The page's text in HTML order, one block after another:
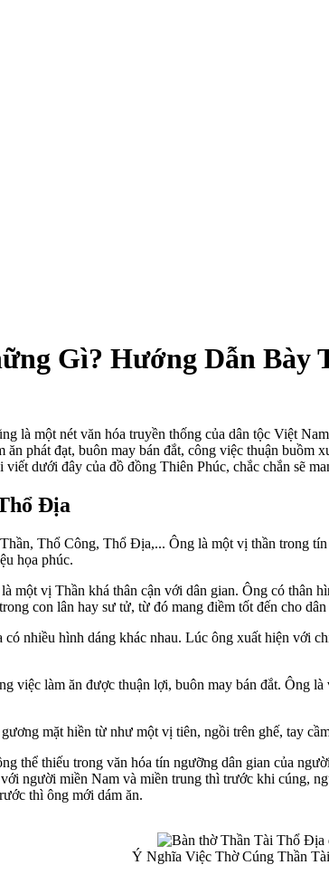
Gì? Hướng Dẫn Bày
là một nét văn hóa truyền thống của dân tộc Việt
phát đạt, buôn may bán đắt, công việc thuận
dưới đây của đồ đồng Thiên Phúc, chắc chắn sẽ
Địa
Thổ Công, Thổ Địa,... Ông là một vị thần trong
họa phúc.
một vị Thần khá thân cận với dân gian. Ông có thân
con lân hay sư tử, từ đó mang điềm tốt đến cho dân
nhiều hình dáng khác nhau. Lúc ông xuất hiện với
việc làm ăn được thuận lợi, buôn may bán đắt. Ông
mặt hiền từ như một vị tiên, ngồi trên ghế, tay
thể thiếu trong văn hóa tín ngưỡng dân gian của
người miền Nam và miền trung thì trước khi cúng,
thì ông mới dám ăn.
Ý Nghĩa Việc Thờ Cúng Thần